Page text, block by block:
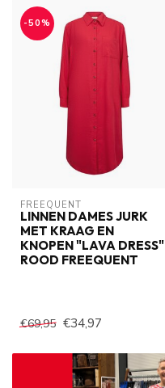
-50%
FREEQUENT
LINNEN DAMES JURK
MET KRAAG EN
KNOPEN "LAVA DRESS"
ROOD FREEQUENT
€69,95 €34,97